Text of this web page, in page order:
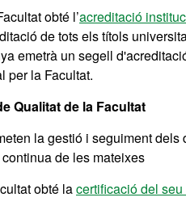
obté l’acreditació
de tots els títols
emetrà un segell
per la Facultat.
Qualitat de la Facultat
la gestió i seguiment
de les mateixes
obté lacertificació del seu